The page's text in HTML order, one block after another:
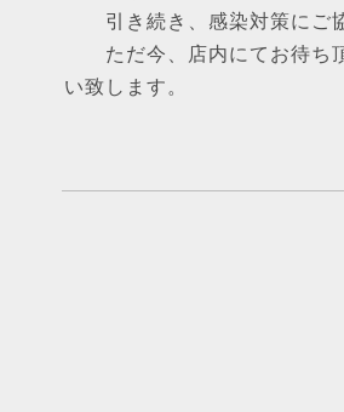
引き続き、感染対策にご協
ただ今、店内にてお待ち頂
い致します。